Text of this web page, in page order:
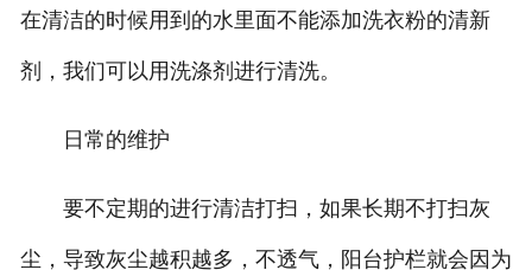
在清洁的时候用到的水里面不能添加洗衣粉的清新
剂，我们可以用洗涤剂进行清洗。
日常的维护
要不定期的进行清洁打扫，如果长期不打扫灰
尘，导致灰尘越积越多，不透气，阳台护栏就会因为